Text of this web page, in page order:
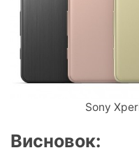
Sony
Висновок: